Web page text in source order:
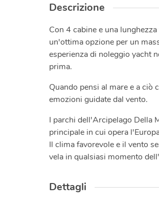
Descrizione
Con 4 cabine e una
un'ottima opzione per un
esperienza di noleggio yacht
prima.
Quando pensi al mare e a
emozioni guidate dal vento.
I parchi dell'Arcipelago Della
principale in cui opera
Il clima favorevole e il vento
vela in qualsiasi momento
Dettagli